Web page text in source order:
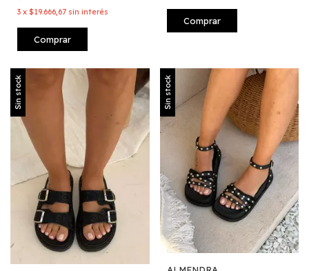
3 x $19.666,67 sin interés
Comprar
Comprar
Sin stock Sin stock